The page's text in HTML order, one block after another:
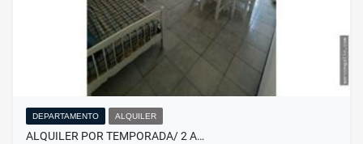
DEPARTAMENTO ALQUILER
ALQUILER POR TEMPORADA/ 2 A…